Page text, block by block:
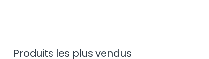
Produits les plus vendus